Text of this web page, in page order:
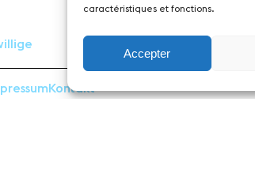
caractéristiques et fonctions.
Accepter
Kontakt